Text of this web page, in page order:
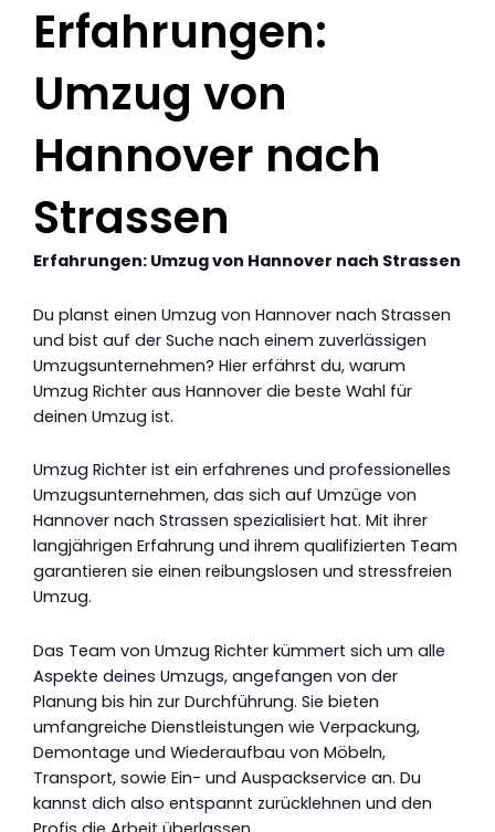
Erfahrungen:
Umzug von
Hannover nach
Strassen
Erfahrungen: Umzug von Hannover nach Strassen
Du planst einen Umzug von Hannover nach Strassen
und bist auf der Suche nach einem zuverlässigen
Umzugsunternehmen? Hier erfährst du, warum
Umzug Richter aus Hannover die beste Wahl für
deinen Umzug ist.
Umzug Richter ist ein erfahrenes und professionelles
Umzugsunternehmen, das sich auf Umzüge von
Hannover nach Strassen spezialisiert hat. Mit ihrer
langjährigen Erfahrung und ihrem qualifizierten Team
garantieren sie einen reibungslosen und stressfreien
Umzug.
Das Team von Umzug Richter kümmert sich um alle
Aspekte deines Umzugs, angefangen von der
Planung bis hin zur Durchführung. Sie bieten
umfangreiche Dienstleistungen wie Verpackung,
Demontage und Wiederaufbau von Möbeln,
Transport, sowie Ein- und Auspackservice an. Du
kannst dich also entspannt zurücklehnen und den